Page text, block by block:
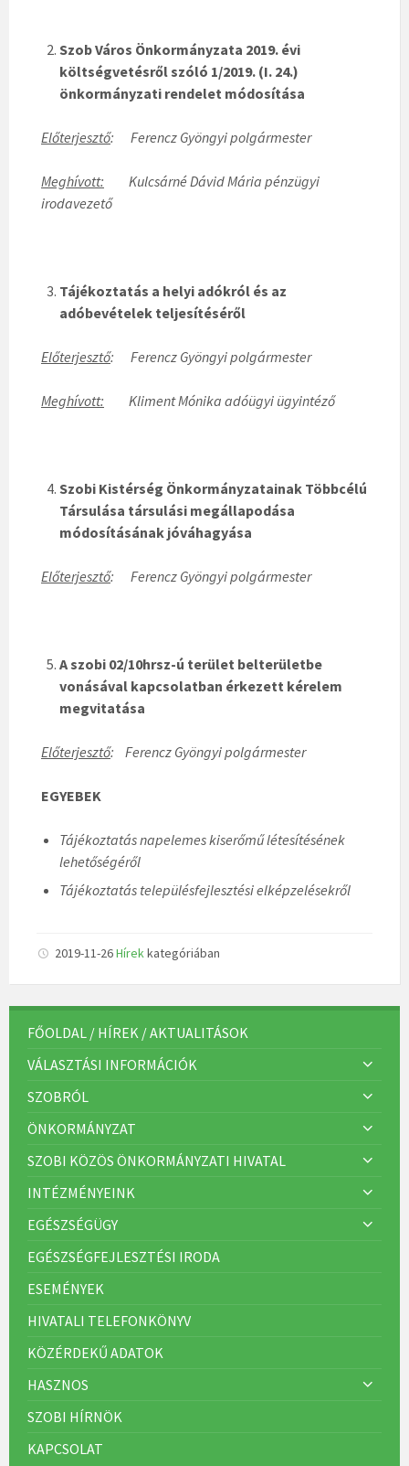
Szob Város Önkormányzata 2019. évi
költségvetésről szóló 1/2019. (I. 24.)
önkormányzati rendelet módosítása
Előterjesztő: Ferencz Gyöngyi polgármester
Meghívott: Kulcsárné Dávid Mária pénzügyi
irodavezető
Tájékoztatás a helyi adókról és az
adóbevételek teljesítéséről
Előterjesztő: Ferencz Gyöngyi polgármester
Meghívott: Kliment Mónika adóügyi ügyintéző
Szobi Kistérség Önkormányzatainak Többcélú
Társulása társulási megállapodása
módosításának jóváhagyása
Előterjesztő: Ferencz Gyöngyi polgármester
A szobi 02/10hrsz-ú terület belterületbe
vonásával kapcsolatban érkezett kérelem
megvitatása
Előterjesztő: Ferencz Gyöngyi polgármester
EGYEBEK
Tájékoztatás napelemes kiserőmű létesítésének
lehetőségéről
Tájékoztatás településfejlesztési elképzelésekről
2019-11-26Hírekkategóriában
FŐOLDAL / HÍREK / AKTUALITÁSOK
VÁLASZTÁSI INFORMÁCIÓK
SZOBRÓL
ÖNKORMÁNYZAT
SZOBI KÖZÖS ÖNKORMÁNYZATI HIVATAL
INTÉZMÉNYEINK
EGÉSZSÉGÜGY
EGÉSZSÉGFEJLESZTÉSI IRODA
ESEMÉNYEK
HIVATALI TELEFONKÖNYV
KÖZÉRDEKŰ ADATOK
HASZNOS
SZOBI HÍRNÖK
KAPCSOLAT